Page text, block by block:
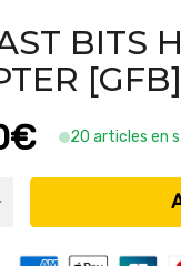
BITS
[GFB]
20 articles en